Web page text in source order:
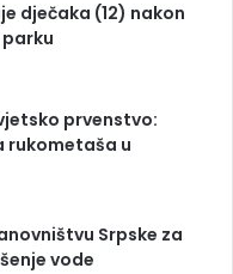
dječaka (12) nakon
prvenstvo:
rukometaša u
Srpske za
vode